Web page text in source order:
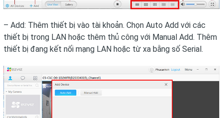
– Add: Thêm thiết bị vào tài khoản. Chọn Auto Add với các
thiết bị trong LAN hoặc thêm thủ công với Manual Add. Thêm
thiết bị đang kết nối mạng LAN hoặc từ xa bằng số Serial.